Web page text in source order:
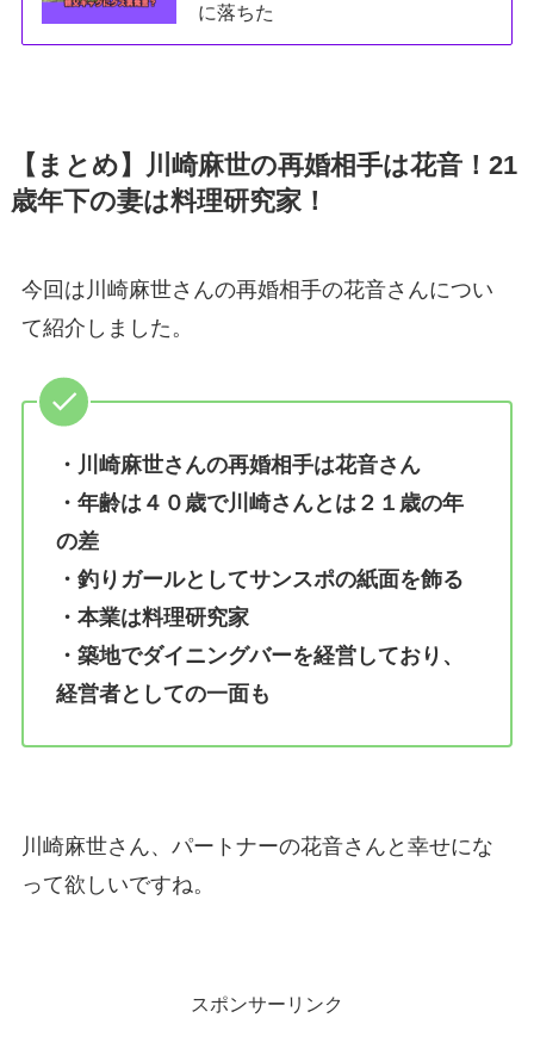
に落ちた
【まとめ】川崎麻世の再婚相手は花音！21
歳年下の妻は料理研究家！
今回は川崎麻世さんの再婚相手の花音さんについ
て紹介しました。
・川崎麻世さんの再婚相手は花音さん
・年齢は４０歳で川崎さんとは２１歳の年
の差
・釣りガールとしてサンスポの紙面を飾る
・本業は料理研究家
・築地でダイニングバーを経営しており、
経営者としての一面も
川崎麻世さん、パートナーの花音さんと幸せにな
って欲しいですね。
スポンサーリンク